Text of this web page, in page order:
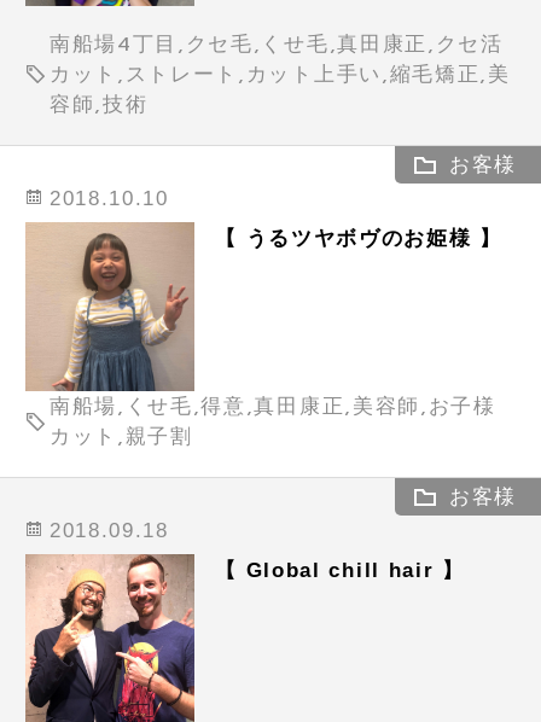
南船場4丁目,クセ毛,くせ毛,真田康正,クセ活
カット,ストレート,カット上手い,縮毛矯正,美
容師,技術
お客様
2018.10.10
【 うるツヤボヴのお姫様 】
南船場,くせ毛,得意,真田康正,美容師,お子様
カット,親子割
お客様
2018.09.18
【 Global chill hair 】